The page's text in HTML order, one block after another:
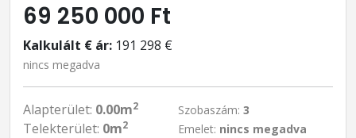
69 250 000 Ft
Kalkulált € ár: 191 298 €
nincs megadva
Alapterület: 0.00m2
Telekterület: 0m2
Szobaszám: 3
Emelet: nincs megadva